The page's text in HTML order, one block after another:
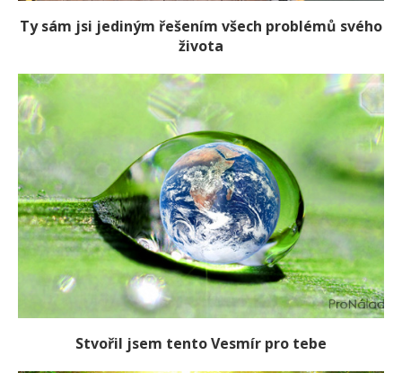
Ty sám jsi jediným řešením všech problémů svého
života
Stvořil jsem tento Vesmír pro tebe